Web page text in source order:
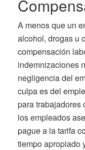
A menos que un
alcohol, drogas u
compensación
indemnizaciones
negligencia del
culpa es del
para trabajadores
los empleados
pague a la tarifa
tiempo apropiado